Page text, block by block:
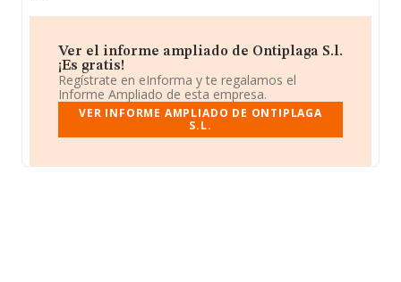
Ver el informe ampliado de Ontiplaga S.l.
¡Es gratis!
Regístrate en eInforma y te regalamos el
Informe Ampliado de esta empresa.
VER INFORME AMPLIADO DE ONTIPLAGA
S.L.